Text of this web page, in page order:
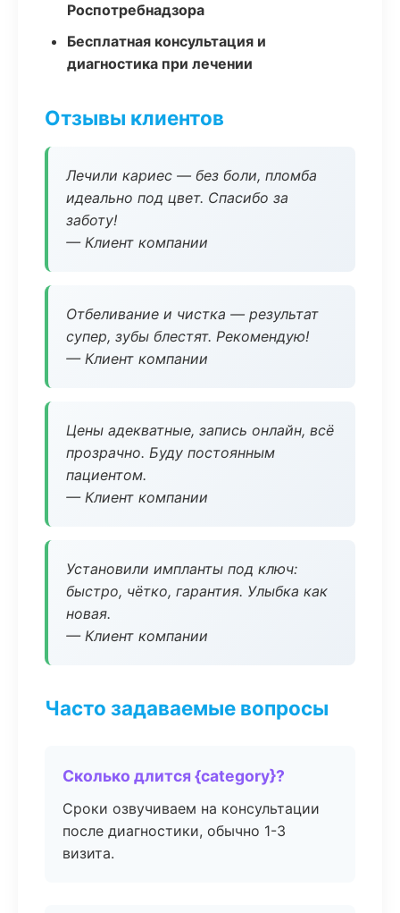
Роспотребнадзора
Бесплатная консультация и
диагностика при лечении
Отзывы клиентов
Лечили кариес — без боли, пломба
идеально под цвет. Спасибо за
заботу!
— Клиент компании
Отбеливание и чистка — результат
супер, зубы блестят. Рекомендую!
— Клиент компании
Цены адекватные, запись онлайн, всё
прозрачно. Буду постоянным
пациентом.
— Клиент компании
Установили импланты под ключ:
быстро, чётко, гарантия. Улыбка как
новая.
— Клиент компании
Часто задаваемые вопросы
Сколько длится {category}?
Сроки озвучиваем на консультации
после диагностики, обычно 1-3
визита.